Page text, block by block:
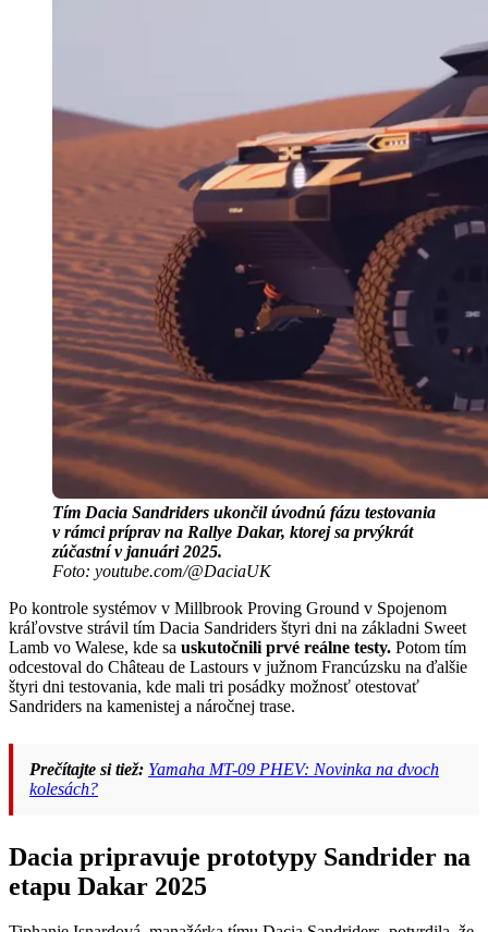
Tím Dacia Sandriders ukončil úvodnú fázu testovania
v rámci príprav na Rallye Dakar, ktorej sa prvýkrát
zúčastní v januári 2025.
Foto: youtube.com/@DaciaUK
Po kontrole systémov v Millbrook Proving Ground v Spojenom
kráľovstve strávil tím Dacia Sandriders štyri dni na základni Sweet
Lamb vo Walese, kde sa uskutočnili prvé reálne testy. Potom tím
odcestoval do Château de Lastours v južnom Francúzsku na ďalšie
štyri dni testovania, kde mali tri posádky možnosť otestovať
Sandriders na kamenistej a náročnej trase.
Prečítajte si tiež: Yamaha MT-09 PHEV: Novinka na dvoch
kolesách?
Dacia pripravuje prototypy Sandrider na
etapu Dakar 2025